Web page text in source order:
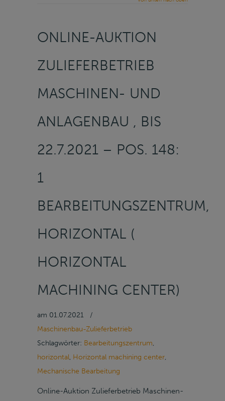
ONLINE-AUKTION
ZULIEFERBETRIEB
MASCHINEN- UND
ANLAGENBAU , BIS
22.7.2021 – POS. 148:
1
BEARBEITUNGSZENTRUM,
HORIZONTAL (
HORIZONTAL
MACHINING CENTER)
am 01.07.2021
/
Maschinenbau-Zulieferbetrieb
Schlagwörter: Bearbeitungszentrum,
horizontal, Horizontal machining center,
Mechanische Bearbeitung
Online-Auktion Zulieferbetrieb Maschinen-